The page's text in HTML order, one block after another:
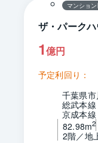
マンショ
ザ・パーク
1億円
予定利回り：
千葉県
総武本
京成本
82.98m2
2階／地